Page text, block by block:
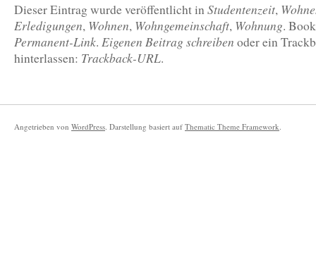
Dieser Eintrag wurde veröffentlicht inStudentenzeit,
Erledigungen, Wohnen, Wohngemeinschaft, Wohnung.
Permanent-Link. Eigenen Beitrag schreiben oder ein
hinterlassen: Trackback-URL.
Angetrieben von WordPress. Darstellung basiert auf Thematic Theme Framework.